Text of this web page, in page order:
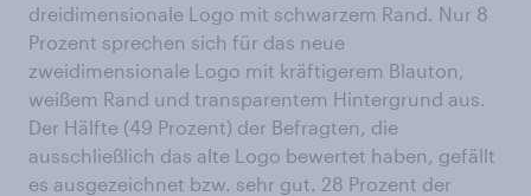
dreidimensionale Logo mit schwarzem Rand. Nur 8
Prozent sprechen sich für das neue
zweidimensionale Logo mit kräftigerem Blauton,
weißem Rand und transparentem Hintergrund aus.
Der Hälfte (49 Prozent) der Befragten, die
ausschließlich das alte Logo bewertet haben, gefällt
es ausgezeichnet bzw. sehr gut. 28 Prozent der